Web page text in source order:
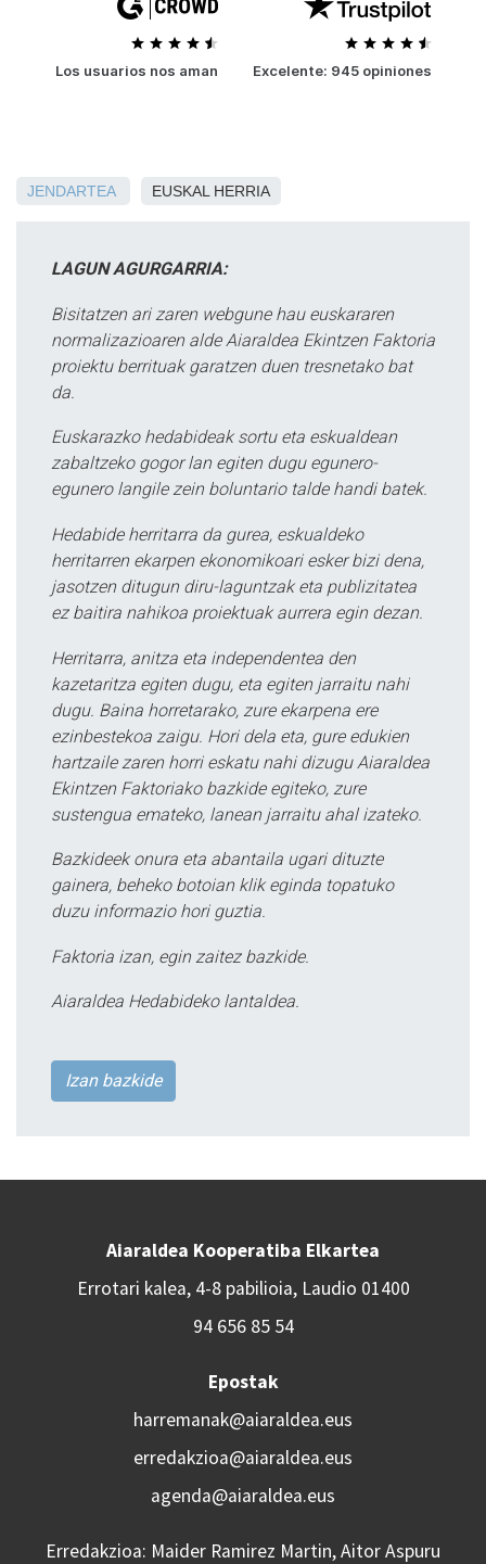
JENDARTEA EUSKAL HERRIA
LAGUN AGURGARRIA:
Bisitatzen ari zaren webgune hau euskararen
normalizazioaren alde Aiaraldea Ekintzen Faktoria
proiektu berrituak garatzen duen tresnetako bat
da.
Euskarazko hedabideak sortu eta eskualdean
zabaltzeko gogor lan egiten dugu egunero-
egunero langile zein boluntario talde handi batek.
Hedabide herritarra da gurea, eskualdeko
herritarren ekarpen ekonomikoari esker bizi dena,
jasotzen ditugun diru-laguntzak eta publizitatea
ez baitira nahikoa proiektuak aurrera egin dezan.
Herritarra, anitza eta independentea den
kazetaritza egiten dugu, eta egiten jarraitu nahi
dugu. Baina horretarako, zure ekarpena ere
ezinbestekoa zaigu. Hori dela eta, gure edukien
hartzaile zaren horri eskatu nahi dizugu Aiaraldea
Ekintzen Faktoriako bazkide egiteko, zure
sustengua emateko, lanean jarraitu ahal izateko.
Bazkideek onura eta abantaila ugari dituzte
gainera, beheko botoian klik eginda topatuko
duzu informazio hori guztia.
Faktoria izan, egin zaitez bazkide.
Aiaraldea Hedabideko lantaldea.
Izan bazkide
Aiaraldea Kooperatiba Elkartea
Errotari kalea, 4-8 pabilioia, Laudio 01400
94 656 85 54
Epostak
harremanak@aiaraldea.eus
erredakzioa@aiaraldea.eus
agenda@aiaraldea.eus
Erredakzioa: Maider Ramirez Martin, Aitor Aspuru